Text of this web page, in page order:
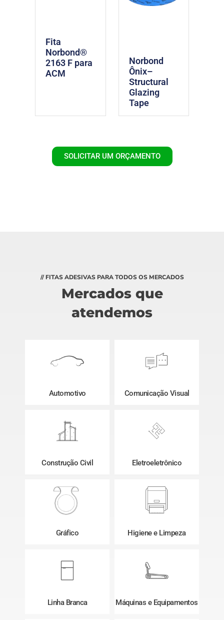
Fita
Norbond®
2163 F para
ACM
Norbond
Ônix–
Structural
Glazing
Tape
SOLICITAR UM ORÇAMENTO
// FITAS ADESIVAS PARA TODOS OS MERCADOS
Mercados que
atendemos
Automotivo Comunicação Visual
Construção Civil Eletroeletrônico
Gráfico Higiene e Limpeza
Linha Branca Máquinas e Equipamentos